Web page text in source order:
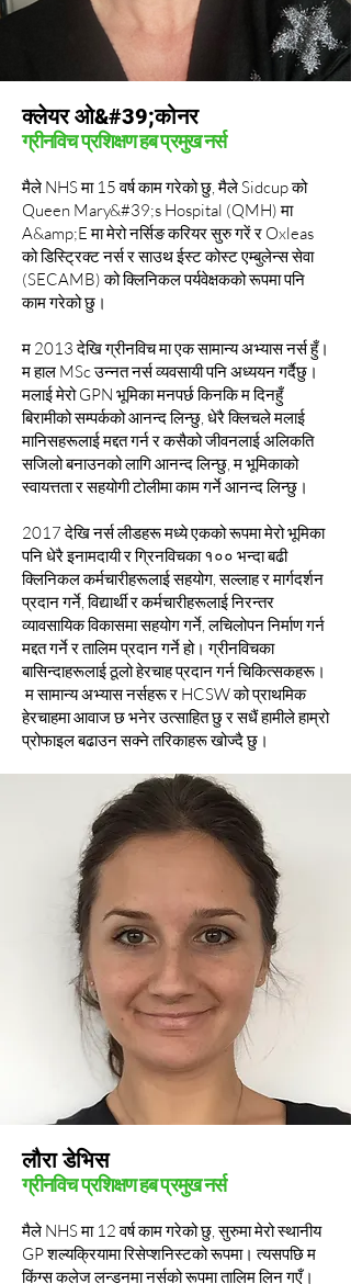
क्लेयर ओ&#39;कोनर
ग्रीनविच प्रशिक्षण हब प्रमुख नर्स
मैले NHS मा 15 वर्ष काम गरेको छु, मैले Sidcup को
Queen Mary&#39;s Hospital (QMH) मा
A&amp;E मा मेरो नर्सिङ करियर सुरु गरें र Oxleas
को डिस्ट्रिक्ट नर्स र साउथ ईस्ट कोस्ट एम्बुलेन्स सेवा
(SECAMB) को क्लिनिकल पर्यवेक्षकको रूपमा पनि
काम गरेको छु।
म 2013 देखि ग्रीनविच मा एक सामान्य अभ्यास नर्स हुँ।
म हाल MSc उन्नत नर्स व्यवसायी पनि अध्ययन गर्दैछु।
मलाई मेरो GPN भूमिका मनपर्छ किनकि म दिनहुँ
बिरामीको सम्पर्कको आनन्द लिन्छु, धेरै क्लिचले मलाई
मानिसहरूलाई मद्दत गर्न र कसैको जीवनलाई अलिकति
सजिलो बनाउनको लागि आनन्द लिन्छु, म भूमिकाको
स्वायत्तता र सहयोगी टोलीमा काम गर्ने आनन्द लिन्छु।
2017 देखि नर्स लीडहरू मध्ये एकको रूपमा मेरो भूमिका
पनि धेरै इनामदायी र ग्रिनविचका १०० भन्दा बढी
क्लिनिकल कर्मचारीहरूलाई सहयोग, सल्लाह र मार्गदर्शन
प्रदान गर्ने, विद्यार्थी र कर्मचारीहरूलाई निरन्तर
व्यावसायिक विकासमा सहयोग गर्ने, लचिलोपन निर्माण गर्न
मद्दत गर्ने र तालिम प्रदान गर्ने हो। ग्रीनविचका
बासिन्दाहरूलाई ठूलो हेरचाह प्रदान गर्न चिकित्सकहरू।
म सामान्य अभ्यास नर्सहरू र HCSW को प्राथमिक
हेरचाहमा आवाज छ भनेर उत्साहित छु र सधैं हामीले हाम्रो
प्रोफाइल बढाउन सक्ने तरिकाहरू खोज्दै छु।
लौरा डेभिस
ग्रीनविच प्रशिक्षण हब प्रमुख नर्स
मैले NHS मा 12 वर्ष काम गरेको छु, सुरुमा मेरो स्थानीय
GP शल्यक्रियामा रिसेप्शनिस्टको रूपमा। त्यसपछि म
किंग्स कलेज लन्डनमा नर्सको रूपमा तालिम लिन गएँ।